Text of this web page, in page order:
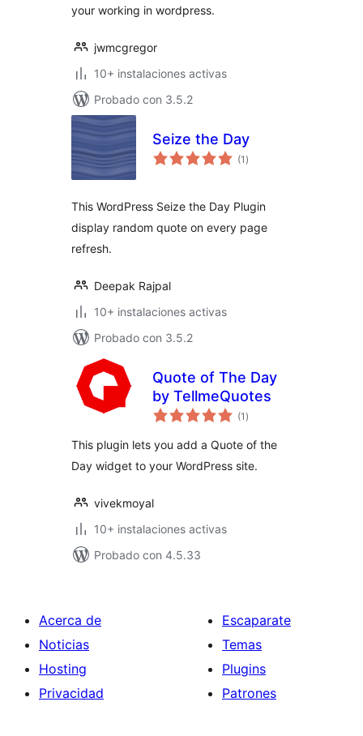
your working in wordpress.
jwmcgregor
10+ instalaciones activas
Probado con 3.5.2
Seize the Day
(1 total
de
)
This WordPress Seize the Day Plugin
display random quote on every page
refresh.
Deepak Rajpal
10+ instalaciones activas
Probado con 3.5.2
Quote of The Day
by TellmeQuotes
(1 total
de
)
This plugin lets you add a Quote of the
Day widget to your WordPress site.
vivekmoyal
10+ instalaciones activas
Probado con 4.5.33
Acerca de
Noticias
Hosting
Privacidad
Escaparate
Temas
Plugins
Patrones